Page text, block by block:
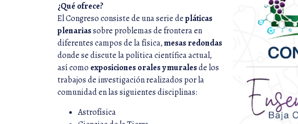
¿Qué ofrece?
El Congreso consiste de una serie depláticas
plenariassobre problemas de frontera en
diferentes campos de la física,mesas redondas
donde se discute la política científica actual,
así como exposiciones orales y muralesde los
trabajos de investigación realizados por la
comunidad en las siguientes disciplinas:
Astrofísica